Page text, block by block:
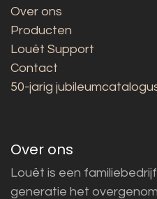
Over ons
Producten
Louët Support
Contact
50-jarig
Over ons
Louët is een
generatie het